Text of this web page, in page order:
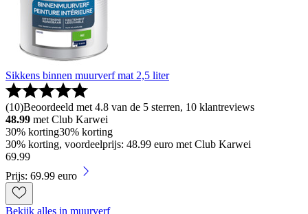
Sikkens binnen muurverf mat 2,5 liter
(10)Beoordeeld met 4.8 van de 5 sterren, 10 klantreviews
48.99 met Club Karwei
30% korting30% korting
30% korting, voordeelprijs: 48.99 euro met Club Karwei
69.99
Prijs: 69.99 euro
Bekijk alles in muurverf